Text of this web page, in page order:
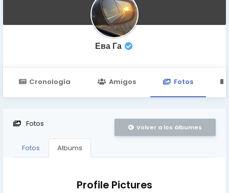
Ева Га
Cronología Amigos Fotos
Volver a los álbumes
Fotos
Fotos Albums
Profile Pictures